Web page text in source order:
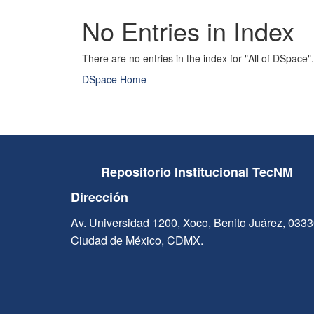
No Entries in Index
There are no entries in the index for "All of DSpace".
DSpace Home
Repositorio Institucional TecNM
Dirección
Av. Universidad 1200, Xoco, Benito Juárez,
Ciudad de México, CDMX.